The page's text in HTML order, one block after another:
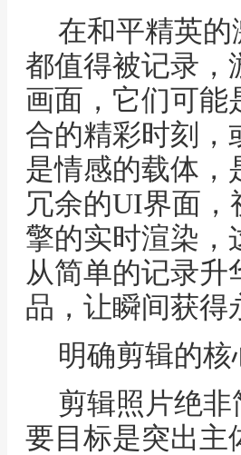
在和平精英
都值得被记录，
画面，它们可能
合的精彩时刻，
是情感的载体，
冗余的UI界面
擎的实时渲染，
从简单的记录
品，让瞬间获得
明确剪辑的核
剪辑照片绝
要目标是突出主